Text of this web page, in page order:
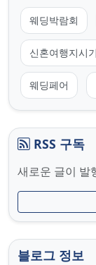
웨딩박람회
신혼여행지시기
웨딩페어
RSS 구독
새로운 글이 발
블로그 정보